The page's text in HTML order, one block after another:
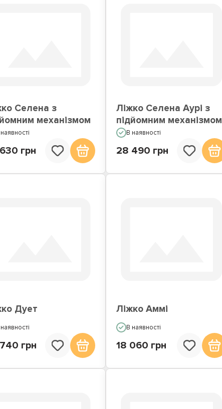
Селена з
механізмом
грн
Ліжко Селена Аурі з
підйомним механізмом
В наявності
28 490 грн
Дует
грн
Ліжко Аммі
В наявності
18 060 грн